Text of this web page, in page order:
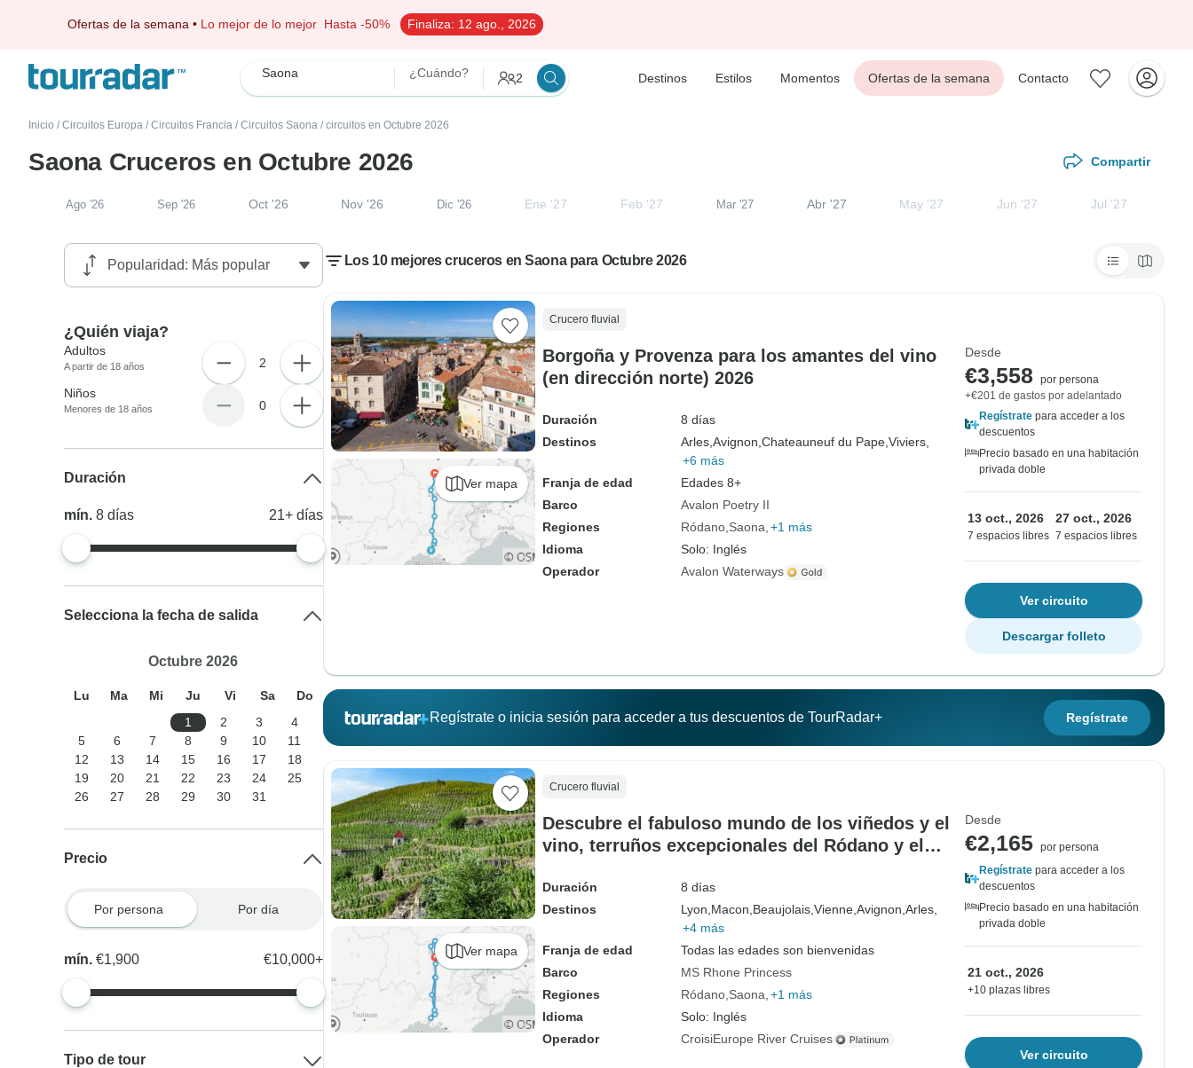
Ofertas de la semana • Lo mejor de lo mejor Hasta -50% Finaliza: 12 ago., 2026
Saona ¿Cuándo? 2 Destinos Estilos Momentos Ofertas de la semana Contacto
Inicio / Circuitos Europa / Circuitos Francia / Circuitos Saona / circuitos en Octubre 2026
Saona Cruceros en Octubre 2026 Compartir
Ago '26 Sep '26 Oct '26 Nov '26 Dic '26 Ene '27 Feb '27 Mar '27 Abr '27 May '27 Jun '27 Jul '27
Los 10 mejores cruceros en Saona para Octubre 2026
Ver mapa
Crucero fluvial
Borgoña y Provenza para los amantes del vino
(en dirección norte) 2026
Duración
8 días
Destinos
Arles, Avignon, Chateauneuf du Pape, Viviers,
+6 más
Franja de edad
Edades 8+
Barco
Avalon Poetry II
Regiones
Ródano Saona +1 más
Idioma
Solo: Inglés
Operador
Avalon Waterways
Desde
€3,558
por persona
+€201 de gastos por adelantado
Regístrate para acceder a los
descuentos
Precio basado en una habitación
privada doble
13 oct., 2026
7 espacios libres
27 oct., 2026
7 espacios libres
Ver circuito
Descargar folleto
Regístrate o inicia sesión para acceder a tus descuentos de TourRadar+ Regístrate
Ver mapa
Crucero fluvial
Descubre el fabuloso mundo de los viñedos y el
vino, terruños excepcionales del Ródano y el
Duración
8 días
Destinos
Lyon, Macon, Beaujolais, Vienne, Avignon, Arles,
+4 más
Franja de edad
Todas las edades son bienvenidas
Barco
MS Rhone Princess
Regiones
Ródano Saona +1 más
Idioma
Solo: Inglés
Operador
CroisiEurope River Cruises
Desde
€2,165 por persona
Regístrate para acceder a los
descuentos
Precio basado en una habitación
privada doble
21 oct., 2026
+10 plazas libres
Ver circuito
¿Quién viaja?
Adultos
A partir de 18 años 2
Niños
Menores de 18 años 0
Duración
mín.8días 21+ días
Selecciona la fecha de salida
Octubre 2026
Lu Ma Mi Ju Vi Sa
Do
1
2 3
4
5
6 7 8 9 10
11
12
13 14 15 16 17
18
19
20 21 22 23 24
25
26
27 28 29 30 31
Precio
Por persona Por día
mín.€1,900 €10,000+
Tipo de tour